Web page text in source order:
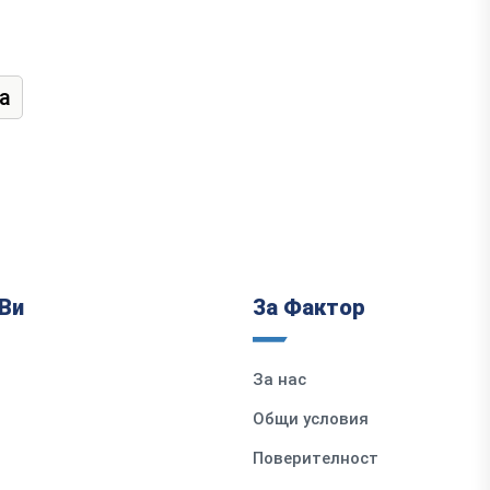
За Фактор
За нас
Общи условия
Поверителност